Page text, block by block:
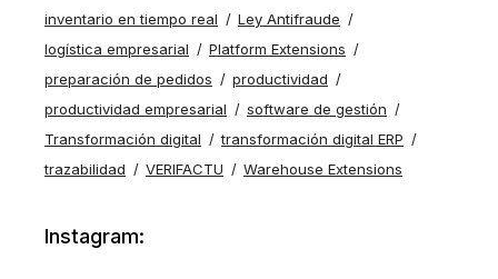
inventario en tiempo real
Ley Antifraude
logística empresarial
Platform Extensions
preparación de pedidos
productividad
productividad empresarial
software de gestión
Transformación digital
transformación digital ERP
trazabilidad
VERIFACTU Warehouse Extensions
Instagram: